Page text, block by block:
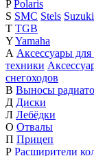
P Polaris
S SMC Stels Suzuki
T TGB
YYamaha
А Аксессуары
техники
снегоходов
В Выносы
Д Диски
Л Лебёдки
О Отвалы
П Прицеп
Р Расширители